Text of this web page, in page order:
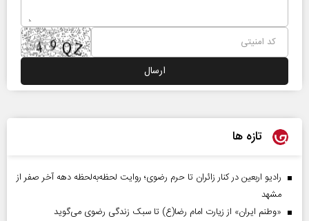
تازه ها
رادیو اربعین در کنار زائران تا حرم رضوی؛ روایت لحظه‌به‌لحظه دهه آخر صفر از
مشهد
«وطنم ایران» از زیارت امام رضا(ع) تا سبک زندگی رضوی می‌گوید